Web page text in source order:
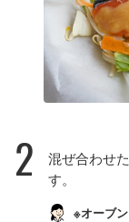
2
混ぜ合わせ
す。
※オーブ